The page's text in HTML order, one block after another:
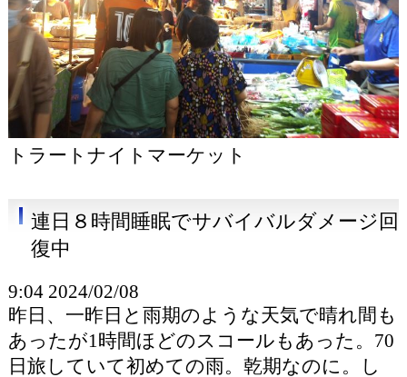
トラートナイトマーケット
連日８時間睡眠でサバイバルダメージ回
復中
9:04 2024/02/08
昨日、一昨日と雨期のような天気で晴れ間も
あったが1時間ほどのスコールもあった。70
日旅していて初めての雨。乾期なのに。し